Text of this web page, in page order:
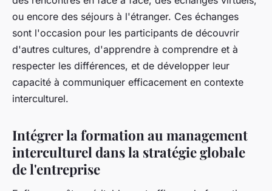
ou encore des séjours à l'étranger. Ces échanges
sont l'occasion pour les participants de découvrir
d'autres cultures, d'apprendre à comprendre et à
respecter les différences, et de développer leur
capacité à communiquer efficacement en contexte
interculturel.
Intégrer la formation au management
interculturel dans la stratégie globale
de l'entreprise